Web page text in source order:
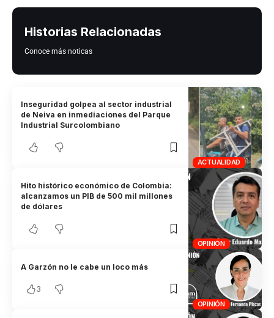
Historias Relacionadas
Conoce más noticas
ACTUALIDAD
Inseguridad golpea al sector industrial
de Neiva en inmediaciones del Parque
Industrial Surcolombiano
OPINIÓN
Hito histórico económico de Colombia:
alcanzamos un PIB de 500 mil millones
de dólares
OPINIÓN
A Garzón no le cabe un loco más
3